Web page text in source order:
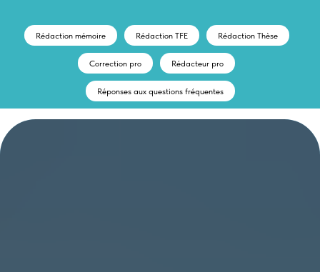
Rédaction mémoire Rédaction TFE Rédaction Thèse
Correction pro Rédacteur pro
Réponses aux questions fréquentes